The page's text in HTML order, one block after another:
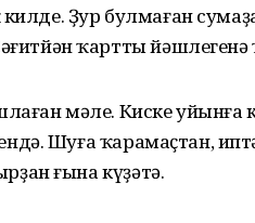
Ҙур булмаған
ҡартты йәшлегенә
мәле. Киске уйынға
Шуға ҡарамаҫтан,
ғына күҙәтә.